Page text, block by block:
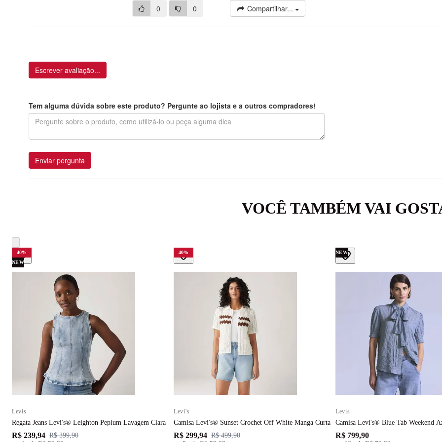
0 0 Compartilhar...
Escrever avaliação...
Tem alguma dúvida sobre este produto? Pergunte ao lojista e a outros compradores!
Enviar pergunta
VOCÊ TAMBÉM VAI
40%
NEW
Levis
Regata Jeans Levi's® Leighton Peplum Lavagem Clara
R$ 239,94 R$ 399,90
40%
Levi's
Camisa Levi's® Sunset Crochet Off White Manga Curta
R$ 299,94 R$ 499,90
NEW
Levis
Camisa Levi's® Blue Tab Weekend
R$ 799,90